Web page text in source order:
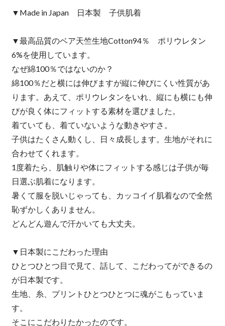
▼Made in Japan 日本製 子供肌着
▼最高品質のベア天竺生地Cotton94％ ポリウレタン
6%を使用しています。
なぜ綿100％ではないのか？
綿100％だと横には伸びますが縦に伸びにくい性質があ
ります。あえて、ポリウレタンをいれ、縦にも横にも伸
びが良く体にフィットする素材を選びました。
着ていても、着ていないような動きやすさ。
子供はたくさん動くし、日々成長します。生地がそれに
合わせてくれます。
1度着たら、肌触りや体にフィットする感じは子供が毎
日選ぶ肌着になります。
暑くて服を脱いじゃっても、カッコイイ肌着なので全然
恥ずかしくありません。
どんどん遊んで汗かいても大丈夫。
▼日本製にこだわった理由
ひとつひとつ目で見て、話して、こだわってができるの
が日本製です。
生地、糸、プリントひとつひとつに魂がこもっていま
す。
そこにこだわりたかったのです。